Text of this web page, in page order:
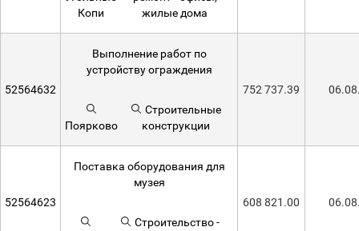
Копи
жилые дома
52564632
Выполнение работ по
устройству ограждения
Поярково
Строительные
конструкции
752 737.39
52564623
Поставка оборудования для
музея
Строительство -
608 821.00